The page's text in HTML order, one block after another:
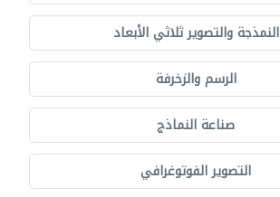
النمذجة والتصوير ثلاثي الأبعاد
الرسم والزخرفة
صناعة النماذج
التصوير الفوتوغرافي